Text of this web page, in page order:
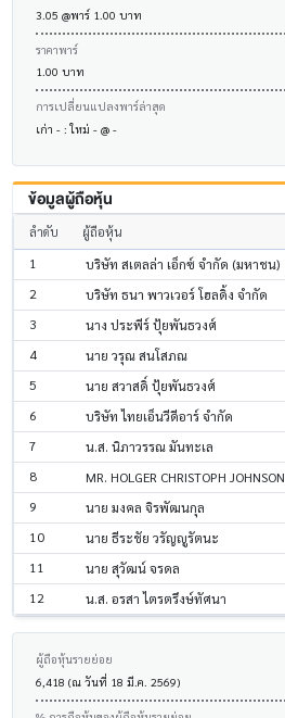
3.05 @พาร์ 1.00 บาท
ราคาพาร์
1.00 บาท
การเปลี่ยนแปลงพาร์ล่าสุด
เก่า - : ใหม่ - @ -
ข้อมูลผู้ถือหุ้น
ลำดับ ผู้ถือหุ้น
1 บริษัท สเตลล่า เอ็กซ์ จำกัด (มหาชน)
2 บริษัท ธนา พาวเวอร์ โฮลดิ้ง จำกัด
3 นาง ประพีร์ ปุ้ยพันธวงศ์
4 นาย วรุณ สนโสภณ
5 นาย สวาสดิ์ ปุ้ยพันธวงศ์
6 บริษัท ไทยเอ็นวีดีอาร์ จำกัด
7 น.ส. นิภาวรรณ มันทะเล
8 MR. HOLGER CHRISTOPH JOHNSON
9 นาย มงคล จิรพัฒนกุล
10 นาย ธีระชัย วรัญญูรัตนะ
11 นาย สุวัฒน์ จรดล
12 น.ส. อรสา ไตรตรึงษ์ทัศนา
ผู้ถือหุ้นรายย่อย
6,418 (ณ วันที่ 18 มี.ค. 2569)